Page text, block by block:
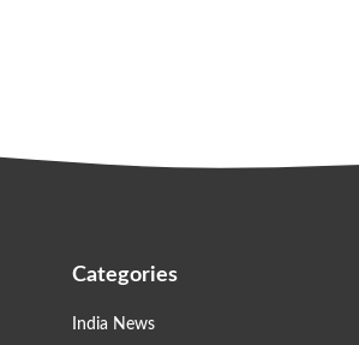
Categories
India News